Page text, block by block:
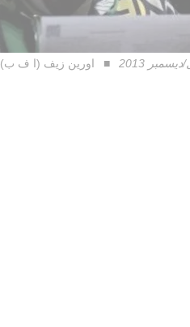
اورين زيف (ا ف ب)